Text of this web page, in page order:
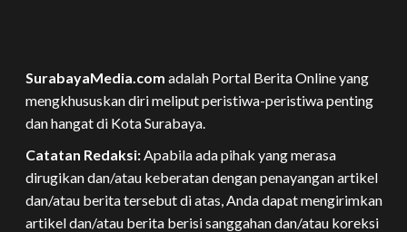
SurabayaMedia.com adalah Portal Berita Online yang
mengkhususkan diri meliput peristiwa-peristiwa penting
dan hangat di Kota Surabaya.
Catatan Redaksi:Apabila ada pihak yang merasa
dirugikan dan/atau keberatan dengan penayangan artikel
dan/atau berita tersebut di atas, Anda dapat mengirimkan
artikel dan/atau berita berisi sanggahan dan/atau koreksi